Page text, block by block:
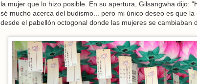
la mujer que lo hizo posible. En su apertura, Gilsangwha dijo:
sé mucho acerca del budismo... pero mi único deseo es que
desde el pabellón octogonal donde las mujeres se cambiaban